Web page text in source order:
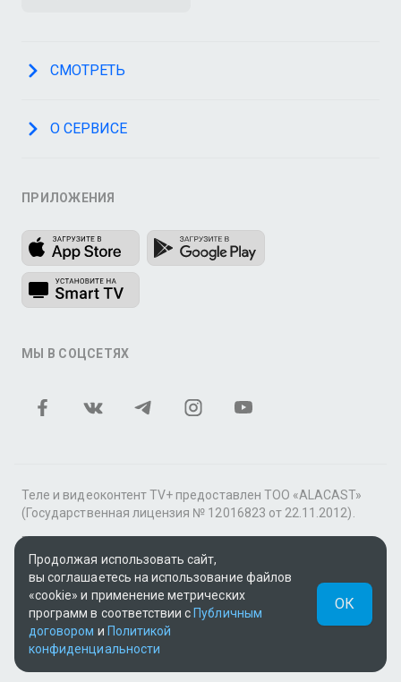
СМОТРЕТЬ
О СЕРВИСЕ
ПРИЛОЖЕНИЯ
МЫ В СОЦСЕТЯХ
Теле и видеоконтент TV+ предоставлен ТОО «ALACAST»
(Государственная лицензия № 12016823 от 22.11.2012).
В рамках услуги «Видео по подписке» для «Пакета
фильмов и сериалов tv+» контент предоставляется
онлайн-кинотеатром MEGOGO.
Поддержка: tvplus@telecom.kz
v3.9.15 | SSR
UUID: 90bd70be-bfda-4c8c-bc19-ac311fe751bd
Продолжая использовать сайт,
вы соглашаетесь на использование файлов
«cookie» и применение метрических
программ в соответствии с Публичным
договором и Политикой
конфиденциальности
ОК